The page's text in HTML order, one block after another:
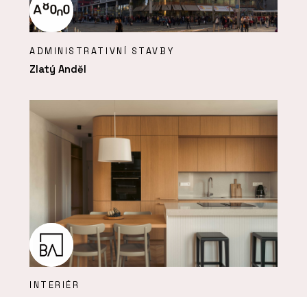
ADMINISTRATIVNÍ STAVBY
Zlatý Anděl
INTERIÉR